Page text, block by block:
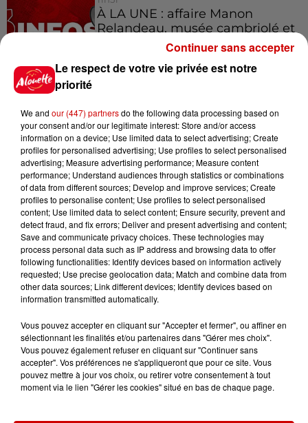
À LA UNE : affaire Manon
Relandeau, musée cambriolé et
Amel Bent en...
Jeux Voir plus
Gagnez vos places pour le
Festival du Roi Arthur 2026 !
Gagnez vos entrées pour le
Musée du Sport Automobile au
Mans !
Alouette vous invite à
Futuroscope Xperiences !
Le respect de votre vie privée est notre
priorité
We and our (447) partnersdo the following data processing based on
your consent and/or our legitimate interest: Store and/or access
information on a device; Use limited data to select advertising; Create
profiles for personalised advertising; Use profiles to select personalised
advertising; Measure advertising performance; Measure content
performance; Understand audiences through statistics or combinations
of data from different sources; Develop and improve services; Create
profiles to personalise content; Use profiles to select personalised
content; Use limited data to select content; Ensure security, prevent and
detect fraud, and fix errors; Deliver and present advertising and content;
Save and communicate privacy choices. These technologies may
process personal data such as IP address and browsing data to offer
following functionalities: Identify devices based on information actively
requested; Use precise geolocation data; Match and combine data from
other data sources; Link different devices; Identify devices based on
information transmitted automatically.
Vous pouvez accepter en cliquant sur "Accepter et fermer", ou affiner en
sélectionnant les finalités et/ou partenaires dans "Gérer mes choix".
Vous pouvez également refuser en cliquant sur "Continuer sans
accepter". Vos préférences ne s'appliqueront que pour ce site. Vous
pouvez mettre à jour vos choix, ou retirer votre consentement à tout
moment via le lien "Gérer les cookies" situé en bas de chaque page.
Continuer sans accepter